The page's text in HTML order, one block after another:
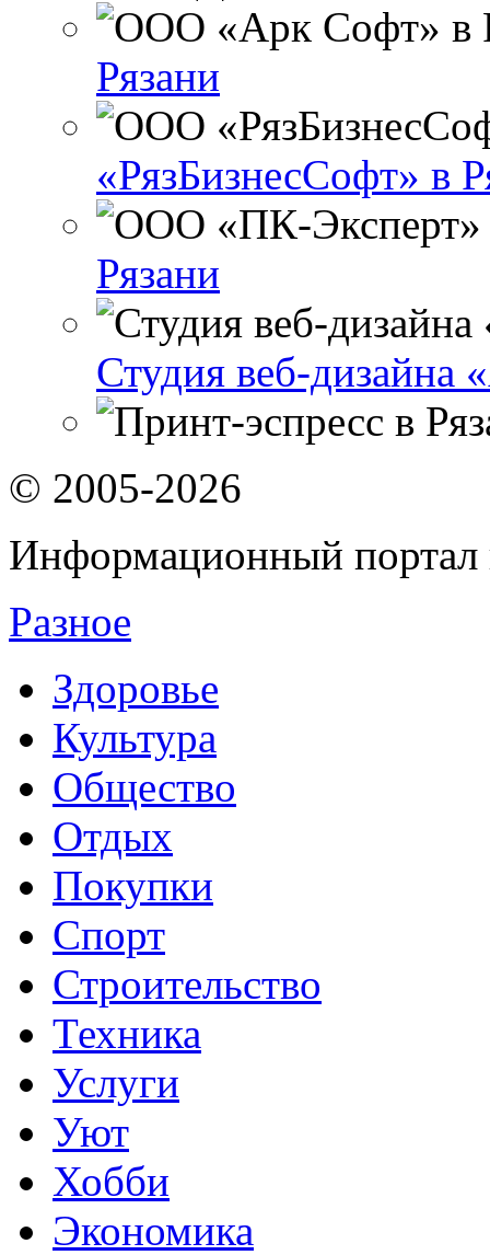
Рязани
«РязБизнесСофт» в
Рязани
Студия веб-дизайна
© 2005-2026
Информационный портал
Разное
Здоровье
Культура
Общество
Отдых
Покупки
Спорт
Строительство
Техника
Услуги
Уют
Хобби
Экономика